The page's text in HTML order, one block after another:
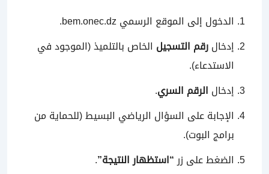
الدخول إلى الموقع الرسميbem.onec.dz
.
إدخالرقم التسجيل الخاص بالتلميذ (الموجود في
الاستدعاء).
إدخال الرقم السري.
الإجابة على السؤال الرياضي البسيط (للحماية من
برامج البوت).
الضغط على زر“استظهار النتيجة”.